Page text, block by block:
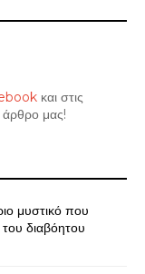
και στις
άρθρο μας!
μυστικό που
του διαβόητου